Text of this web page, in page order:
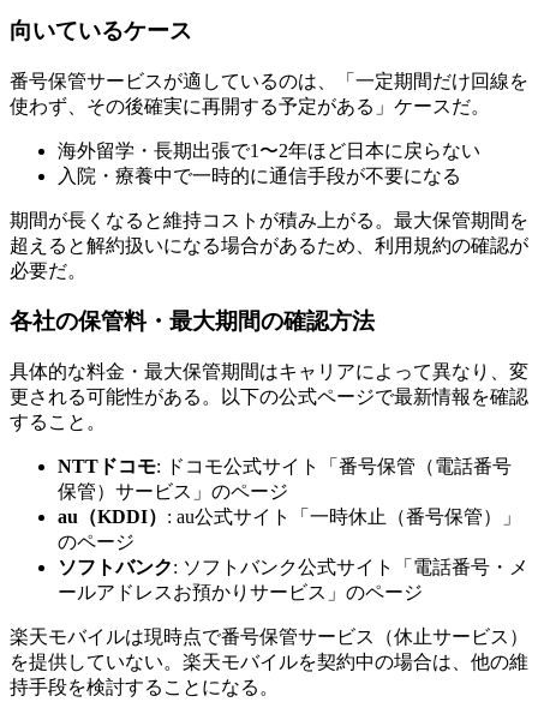
向いているケース
番号保管サービスが適しているのは、「一定期間だけ回線を
使わず、その後確実に再開する予定がある」ケースだ。
海外留学・長期出張で1〜2年ほど日本に戻らない
入院・療養中で一時的に通信手段が不要になる
期間が長くなると維持コストが積み上がる。最大保管期間を
超えると解約扱いになる場合があるため、利用規約の確認が
必要だ。
各社の保管料・最大期間の確認方法
具体的な料金・最大保管期間はキャリアによって異なり、変
更される可能性がある。以下の公式ページで最新情報を確認
すること。
NTTドコモ: ドコモ公式サイト「番号保管（電話番号
保管）サービス」のページ
au（KDDI） : au公式サイト「一時休止（番号保管）」
のページ
ソフトバンク: ソフトバンク公式サイト「電話番号・メ
ールアドレスお預かりサービス」のページ
楽天モバイルは現時点で番号保管サービス（休止サービス）
を提供していない。楽天モバイルを契約中の場合は、他の維
持手段を検討することになる。